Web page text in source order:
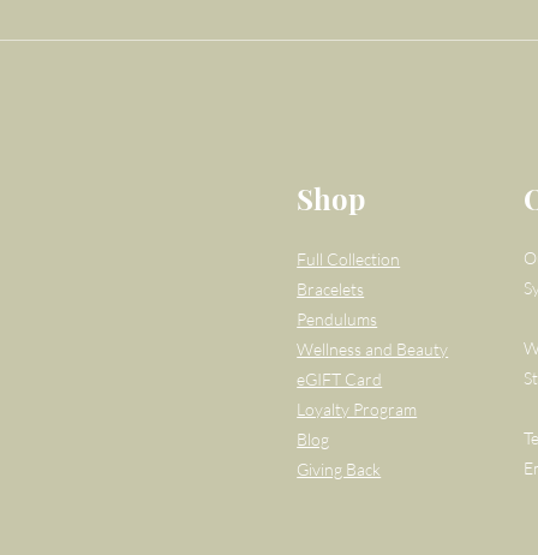
Shop
Full Collection
Bracelets
Pendulums
Wellness and Beauty
eGIFT Card
Loyalty Program
Blog
Giving Back